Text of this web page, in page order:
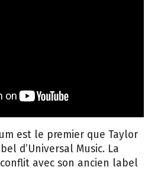
est le premier que Taylor
d’Universal Music. La
avec son ancien label